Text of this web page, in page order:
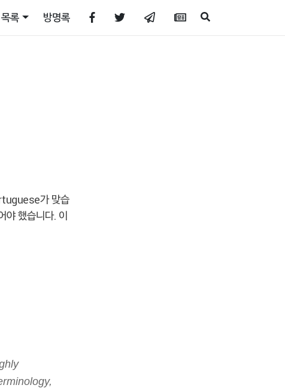
록 방명록
가 맞습
야 했습니다. 이